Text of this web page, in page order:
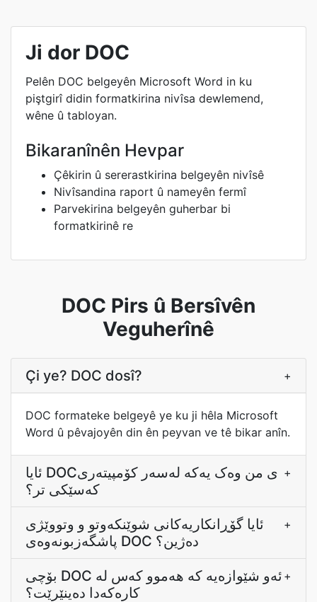
Ji dor DOC
Pelên DOC belgeyên Microsoft Word in ku
piştgirî didin formatkirina nivîsa dewlemend,
wêne û tabloyan.
Bikaranînên Hevpar
Çêkirin û sererastkirina belgeyên nivîsê
Nivîsandina raport û nameyên fermî
Parvekirina belgeyên guherbar bi
formatkirinê re
DOC Pirs û Bersîvên
Veguherînê
Çi ye? DOC dosî? +
DOC formateke belgeyê ye ku ji hêla Microsoft
Word û pêvajoyên din ên peyvan ve tê bikar anîn.
ئایا DOCی من وەک یەکە لەسەر کۆمپیتەری
کەسێکی تر؟
+
ئایا گۆڕانکاریەکانی شوێنکەوتو و وتووێژی
پاشگەزبونەوەی DOC دەژین؟
+
بۆچی DOC ئەو شێوازەیە کە هەموو کەس لە
کارەکەدا دەینێرێت؟
+